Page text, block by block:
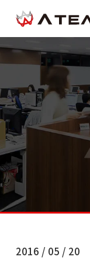
2016 / 05 / 20